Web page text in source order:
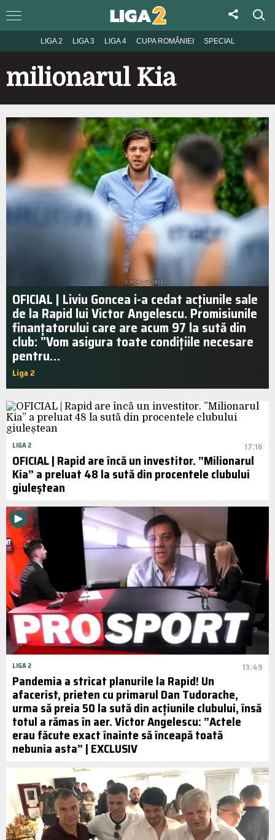
LIGA 2 LIGA 3 LIGA 4 CUPA ROMÂNIEI SPECIAL
milionarul Kia
OFICIAL | Liviu Goncea i-a cedat acțiunile sale
de la Rapid lui Victor Angelescu. Promisiunile
finanțatorului care are acum 97 la sută din
club: ”Vom asigura toate condițiile necesare
pentru…
Liga 2
LIGA 2 17:16
OFICIAL | Rapid are încă un investitor. ”Milionarul
Kia” a preluat 48 la sută din procentele clubului
giuleștean
LIGA 2 13:49
Pandemia a stricat planurile la Rapid! Un
afacerist, prieten cu primarul Dan Tudorache,
urma să preia 50 la sută din acțiunile clubului, însă
totul a rămas în aer. Victor Angelescu: ”Actele
erau făcute exact înainte să înceapă toată
nebunia asta” | EXCLUSIV